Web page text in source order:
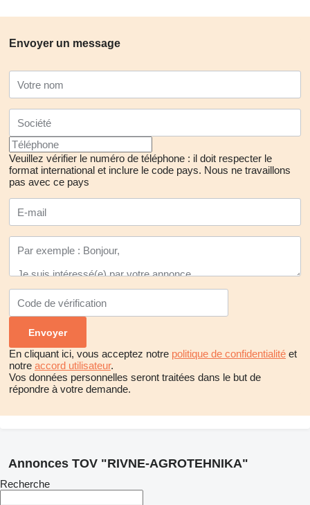
Envoyer un message
Veuillez vérifier le numéro de téléphone : il doit respecter le
format international et inclure le code pays. Nous ne travaillons
pas avec ce pays
En cliquant ici, vous acceptez notre politique de confidentialité et
notre accord utilisateur.
Vos données personnelles seront traitées dans le but de
répondre à votre demande.
Annonces TOV "RIVNE-AGROTEHNIKA"
Recherche